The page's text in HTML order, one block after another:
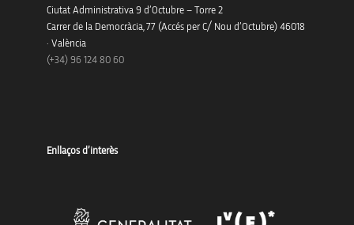
Ciutat Administrativa 9 d’Octubre – Torre 2
Carrer de la Democràcia, 77 (Accés per C/ Nou d’Octubre) 46018
· València
(+34) 96 124 80 60
Enllaços d’interès